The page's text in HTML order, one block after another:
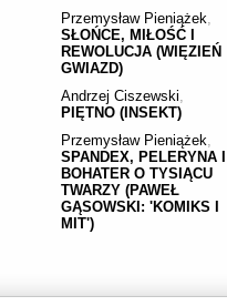
Przemysław Pieniążek,
SŁOŃCE, MIŁOŚĆ I
REWOLUCJA (WIĘZIEŃ
GWIAZD)
Andrzej Ciszewski,
PIĘTNO (INSEKT)
Przemysław Pieniążek,
SPANDEX, PELERYNA I
BOHATER O TYSIĄCU
TWARZY (PAWEŁ
GĄSOWSKI: 'KOMIKS I
MIT')